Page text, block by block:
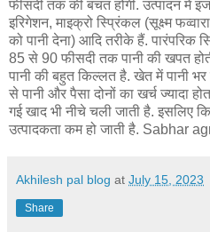
फीसदी तक की बचत होगी. उत्पादन में
इरिगेशन, माइक्रो स्प्रिंकल (सूक्ष्म
को पानी देना) आदि तरीके हैं. पारंपरिक
85 से 90 फीसदी तक पानी की खपत
पानी की बहुत किल्लत है. खेत में पानी
से पानी और पैसा दोनों का खर्च ज्यादा
गई खाद भी नीचे चली जाती है. इसलिए
उत्पादकता कम हो जाती है. Sabhar
Akhilesh pal blog at July 15, 2023
Share